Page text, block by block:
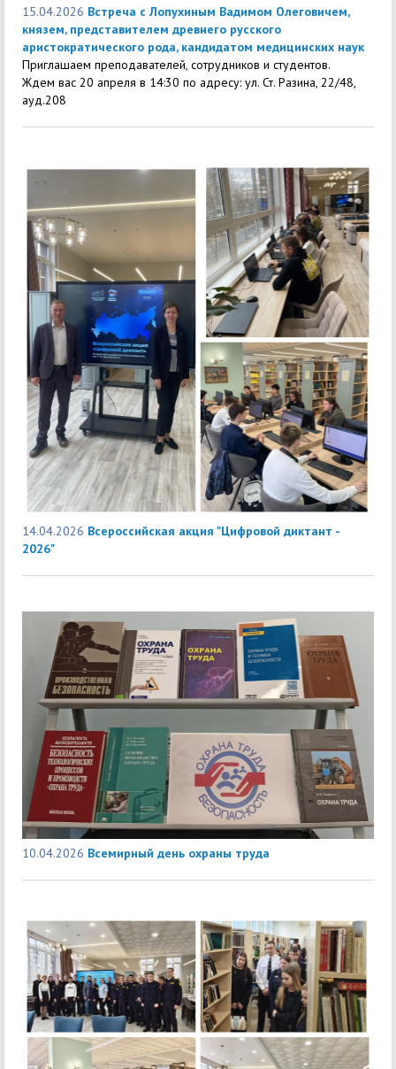
15.04.2026 Встреча с Лопухиным Вадимом Олеговичем,
князем, представителем древнего русского
аристократического рода, кандидатом медицинских наук
Приглашаем преподавателей, сотрудников и студентов.
Ждем вас 20 апреля в 14:30 по адресу: ул. Ст. Разина, 22/48,
ауд.208
14.04.2026 Всероссийская акция "Цифровой диктант -
2026"
10.04.2026 Всемирный день охраны труда